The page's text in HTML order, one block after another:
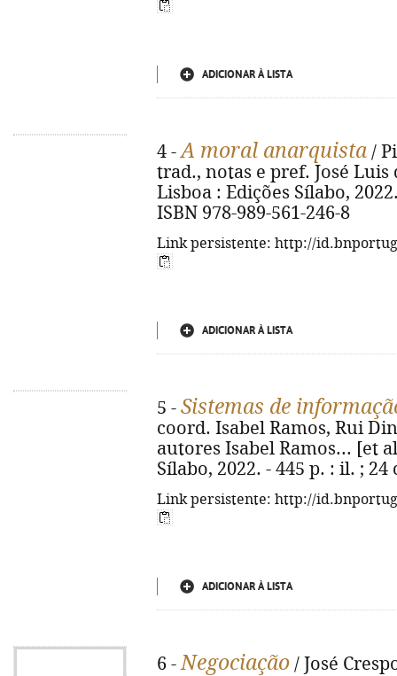
ADICIONAR À LISTA
4 -A moral anarquista /
trad., notas e pref. José Luis
Lisboa : Edições Sílabo,
ISBN 978-989-561-246-8
Link persistente: http://
ADICIONAR À LISTA
5 - Sistemas de
coord. Isabel Ramos, Rui
autores Isabel Ramos... [et
Sílabo, 2022. - 445 p. : il. ; 24
Link persistente: http://
ADICIONAR À LISTA
6 -Negociação / José